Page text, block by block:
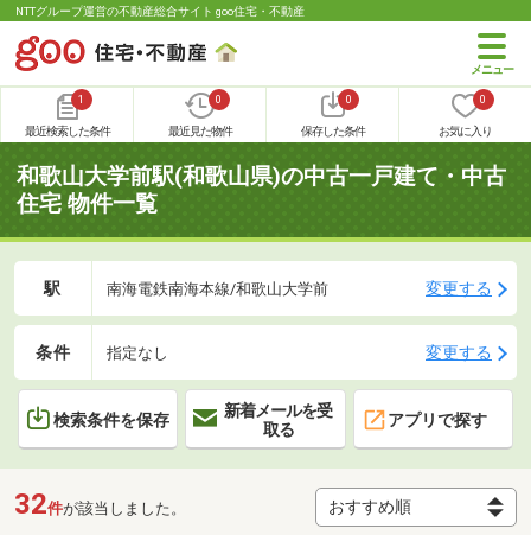
NTTグループ運営の不動産総合サイト goo住宅・不動産
1
最近検索した条件
0
最近見た物件
0
保存した条件
0
お気に入り
和歌山大学前駅(和歌山県)の中古一戸建て・中古
住宅 物件一覧
駅 南海電鉄南海本線/和歌山大学前 変更する
条件 指定なし 変更する
検索条件を保存
新着メールを受
取る
アプリで探す
32件が該当しました。